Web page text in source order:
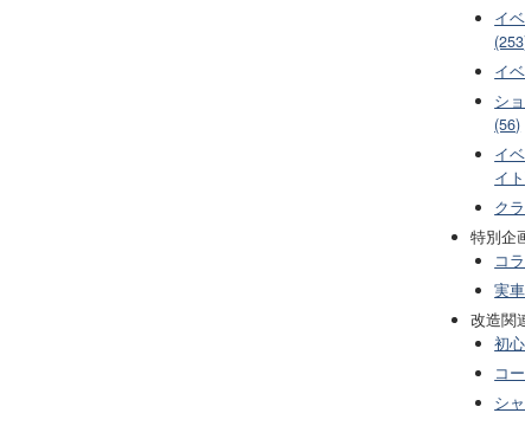
イ
イ
シ
(56)
イ
イ
ク
特別企
コ
実
改造関
初
コ
シ